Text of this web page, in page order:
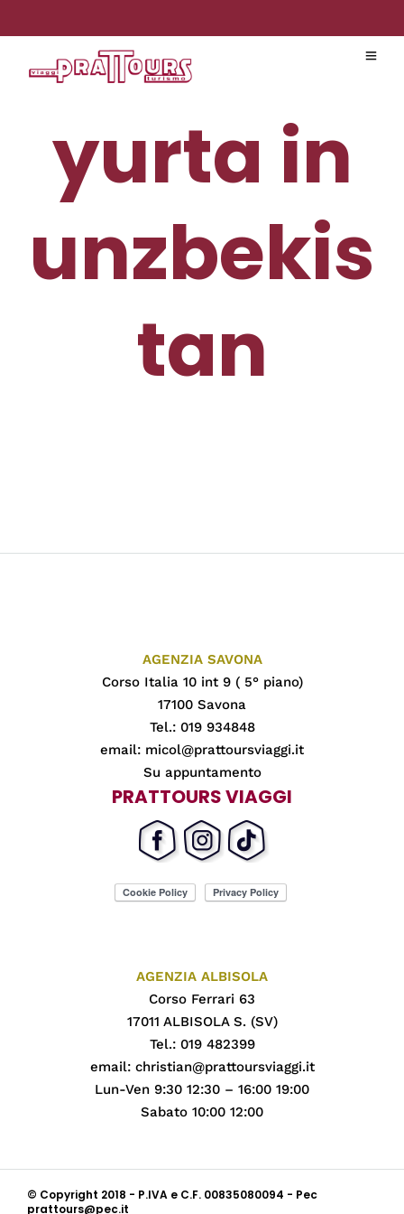
yurta in
unzbekis
tan
AGENZIA SAVONA
Corso Italia 10 int 9 ( 5° piano)
17100 Savona
Tel.: 019 934848
email: micol@prattoursviaggi.it
Su appuntamento
PRATTOURS VIAGGI
AGENZIA ALBISOLA
Corso Ferrari 63
17011 ALBISOLA S. (SV)
Tel.: 019 482399
email: christian@prattoursviaggi.it
Lun-Ven 9:30 12:30 – 16:00 19:00
Sabato 10:00 12:00
© Copyright 2018 - P.IVA e C.F. 00835080094 - Pec
prattours@pec.it